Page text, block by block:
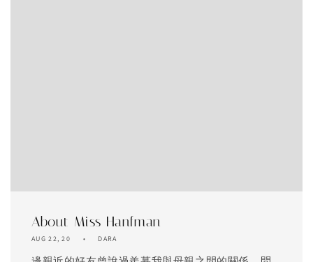
About Miss Hanfman
AUG 22, 20 DARA